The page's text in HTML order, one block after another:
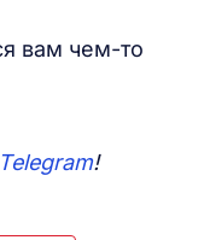
вам чем-то
Telegram!